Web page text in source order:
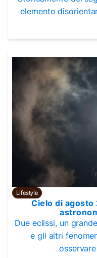
elemento
Lifestyle
Cielo di
Due eclissi, un
e gli altri